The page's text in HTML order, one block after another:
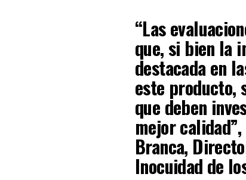
“Las
que, si bien la
destacada en
este producto,
que deben
mejor
Branca,
Inocuidad de